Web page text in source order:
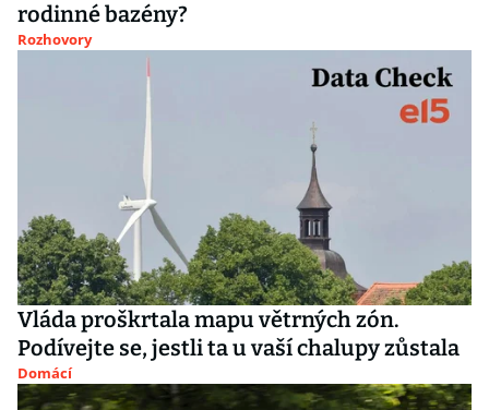
rodinné bazény?
Rozhovory
Vláda proškrtala mapu větrných zón.
Podívejte se, jestli ta u vaší chalupy zůstala
Domácí